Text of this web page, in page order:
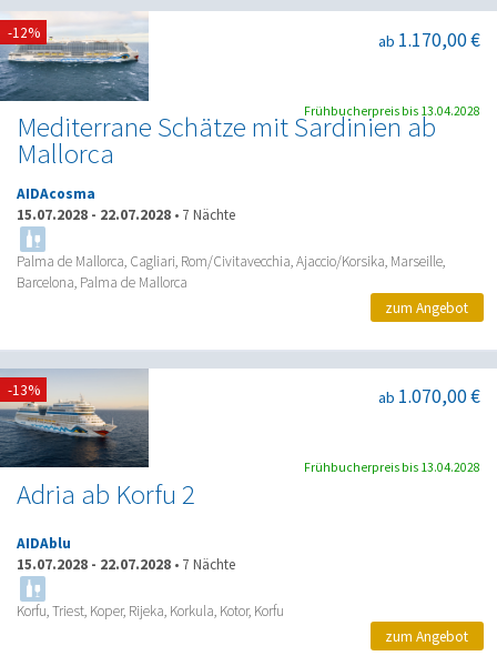
Mediterrane Schätze mit Sardinien ab
Mallorca
ab 1.170,00 €
AIDAcosma
15.07.2028 - 22.07.2028 • 7 Nächte
Palma de Mallorca, Cagliari, Rom/Civitavecchia, Ajaccio/Korsika, Marseille,
Barcelona, Palma de Mallorca
-12%
Frühbucherpreis bis 13.04.2028
zum Angebot
Adria ab Korfu 2
ab 1.070,00 €
AIDAblu
15.07.2028 - 22.07.2028 • 7 Nächte
Korfu, Triest, Koper, Rijeka, Korkula, Kotor, Korfu
-13%
Frühbucherpreis bis 13.04.2028
zum Angebot